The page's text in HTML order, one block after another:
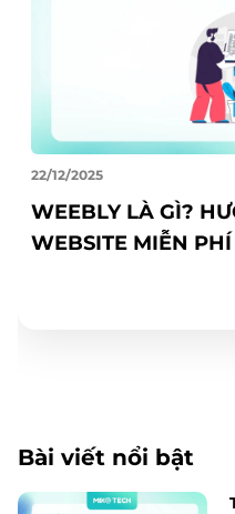
22/12/2025
WEEBLY LÀ GÌ?
WEBSITE MIỄN
Bài viết nổi bật